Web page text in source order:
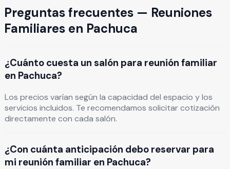
Preguntas frecuentes — Reuniones
Familiares en Pachuca
¿Cuánto cuesta un salón para reunión familiar
en Pachuca?
Los precios varían según la capacidad del espacio y los
servicios incluidos. Te recomendamos solicitar cotización
directamente con cada salón.
¿Con cuánta anticipación debo reservar para
mi reunión familiar en Pachuca?